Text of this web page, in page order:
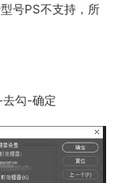
号PS不支持，所
勾-确定